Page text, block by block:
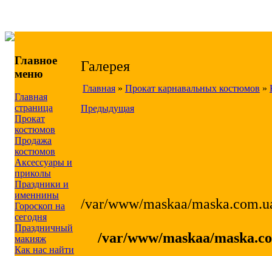
Главное
меню
Главная
страница
Прокат
костюмов
Продажа
костюмов
Аксессуары и
приколы
Праздники и
именнины
Гороскоп на
сегодня
Праздничный
макияж
Как нас найти
Галерея
Главная » Прокат карнавальных костюмов »
Предыдущая
/var/www/maskaa/
/var/www/maskaa/